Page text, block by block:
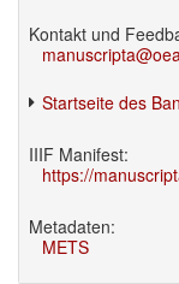
Kontakt und
Startseite des
IIIF Manifest:
https://
Metadaten:
METS